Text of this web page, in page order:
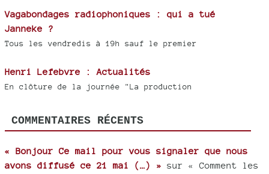
Vagabondages radiophoniques : qui a tué
Janneke ?
Tous les vendredis à 19h sauf le premier
Henri Lefebvre : Actualités
En clôture de la journée "La production
COMMENTAIRES RÉCENTS
« Bonjour Ce mail pour vous signaler que nous
avons diffusé ce 21 mai (…) » sur « Comment les